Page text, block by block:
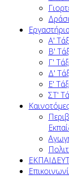
Α'
Β'
Γ'
Δ'
Ε'
ΣΤ'